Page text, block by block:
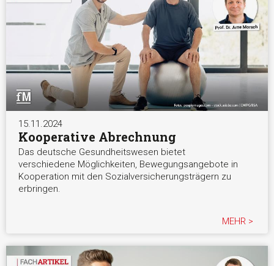
15.11.2024
Kooperative Abrechnung
Das deutsche Gesundheitswesen bietet
verschiedene Möglichkeiten, Bewegungsangebote in
Kooperation mit den Sozialversicherungsträgern zu
erbringen.
MEHR >